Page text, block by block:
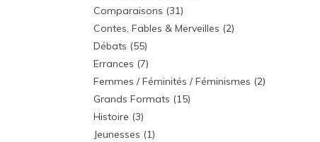
Comparaisons (31)
Contes, Fables & Merveilles (2)
Débats (55)
Errances (7)
Femmes / Féminités / Féminismes (2)
Grands Formats (15)
Histoire (3)
Jeunesses (1)